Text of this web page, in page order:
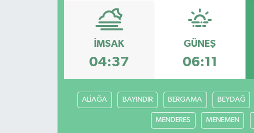
İMSAK
04:37
GÜNEŞ
06:11
ALİAĞA BAYINDIR BERGAMA BEYDAĞ
MENDERES MENEMEN